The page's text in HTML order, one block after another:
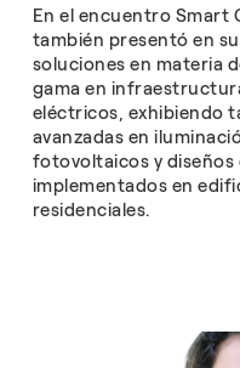
En el encuentro Smart
también presentó en
soluciones en materia
gama en
eléctricos, exhibiendo
avanzadas en
fotovoltaicos y
implementados en
residenciales.